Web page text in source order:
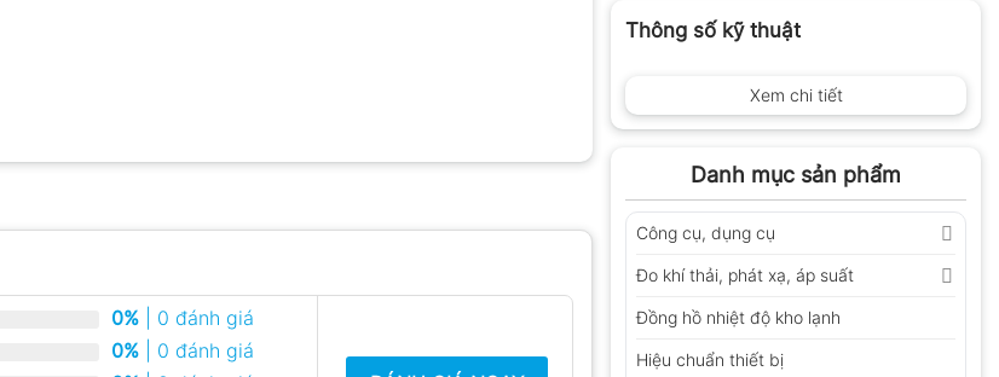
Thông số kỹ thuật
Xem chi tiết
Danh mục sản phẩm
Công cụ, dụng cụ
Đo khí thải, phát xạ, áp suất
Đồng hồ nhiệt độ kho lạnh
Hiệu chuẩn thiết bị
0% | 0 đánh giá
0% | 0 đánh giá